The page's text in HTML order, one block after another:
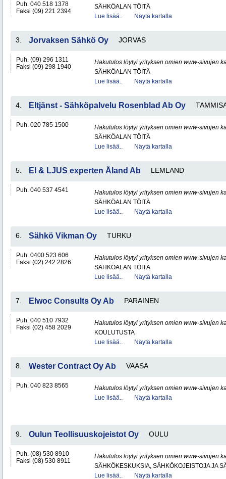
Puh. 040 518 1378
Faksi (09) 221 2394
SÄHKÖALAN TÖITÄ
Lue lisää..
Näytä kartalla
3. Jorvaksen Sähkö Oy JORVAS
Puh. (09) 296 1311
Faksi (09) 298 1940
Hakutulos löytyi yrityksen omien www-sivujen
SÄHKÖALAN TÖITÄ
Lue lisää..
Näytä kartalla
4. Eltjänst - Sähköpalvelu Rosenblad Ab Oy
Puh. 020 785 1500
Hakutulos löytyi yrityksen omien www-sivujen
SÄHKÖALAN TÖITÄ
Lue lisää..
Näytä kartalla
5. El & LJUS experten Åland Ab LEMLAND
Puh. 040 537 4541
Hakutulos löytyi yrityksen omien www-sivujen
SÄHKÖALAN TÖITÄ
Lue lisää..
Näytä kartalla
6. Sähkö Vikman Oy TURKU
Puh. 0400 523 606
Faksi (02) 242 2826
Hakutulos löytyi yrityksen omien www-sivujen
SÄHKÖALAN TÖITÄ
Lue lisää..
Näytä kartalla
7. Elwoc Consults Oy Ab PARAINEN
Puh. 040 510 7932
Faksi (02) 458 2029
Hakutulos löytyi yrityksen omien www-sivujen
KOULUTUSTA
Lue lisää..
Näytä kartalla
8. Wester Contract Oy Ab VAASA
Puh. 040 823 8565
Hakutulos löytyi yrityksen omien www-sivujen
Lue lisää..
Näytä kartalla
9. Oulun Teollisuuskojeistot Oy OULU
Puh. (08) 530 8910
Faksi (08) 530 8911
Hakutulos löytyi yrityksen omien www-sivujen
SÄHKÖKESKUKSIA, SÄHKÖKOJEISTOJA JA
Lue lisää..
Näytä kartalla